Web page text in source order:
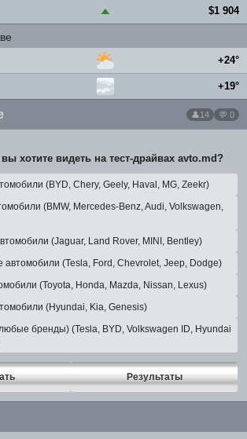
▲ $1 904
+24°
+19°
14 💬 0
хотите видеть на тест-драйвах avto.md?
(BYD, Chery, Geely, Haval, MG, Zeekr)
(BMW, Mercedes-Benz, Audi, Volkswagen,
(Jaguar, Land Rover, MINI, Bentley)
автомобили (Tesla, Ford, Chevrolet, Jeep, Dodge)
(Toyota, Honda, Mazda, Nissan, Lexus)
(Hyundai, Kia, Genesis)
бренды) (Tesla, BYD, Volkswagen ID, Hyundai
Результаты